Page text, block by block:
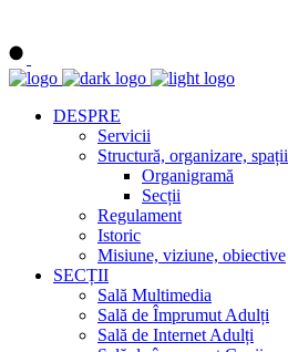
DESPRE
Servicii
Structură, organizare, spații
Organigramă
Secții
Regulament
Istoric
Misiune, viziune, obiective
SECȚII
Sală Multimedia
Sală de Împrumut Adulți
Sală de Internet Adulți